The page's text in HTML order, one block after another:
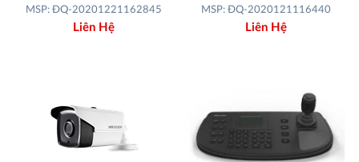
NÉT ULTRA HD 4K (2160P)
MSP: ĐQ-20201221162845
Liên Hệ
PIRXOF | Có màu ban đêm -
Tích hợp báo động
MSP: ĐQ-2020121116440
Liên Hệ